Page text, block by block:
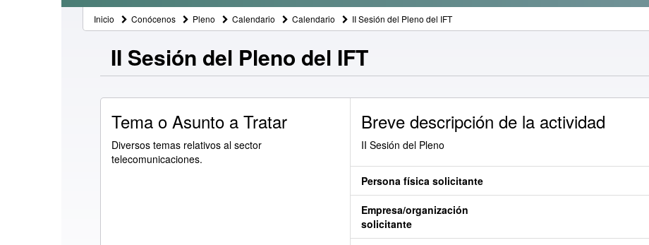
Inicio Conócenos Pleno Calendario Calendario II Sesión del Pleno del IFT
II Sesión del Pleno del IFT
Tema o Asunto a Tratar
Diversos temas relativos al sector
telecomunicaciones.
Breve descripción de la actividad
II Sesión del Pleno
Persona física solicitante
Empresa/organización
solicitante